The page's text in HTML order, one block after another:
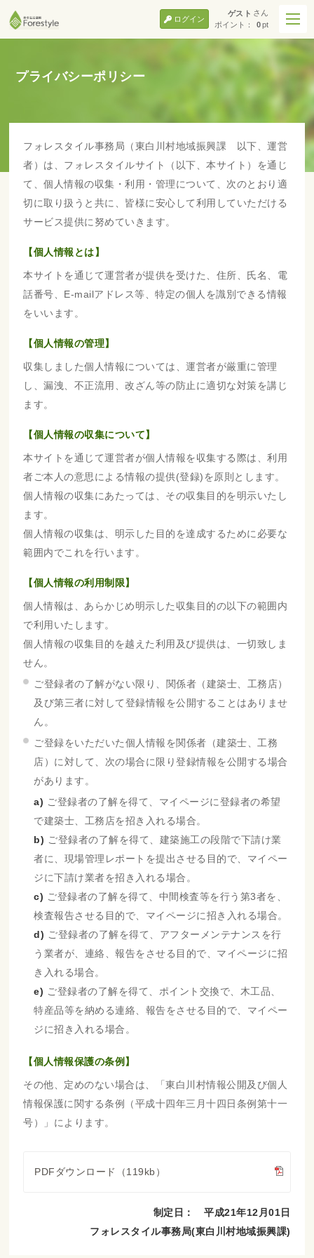
ゲスト さん
ポイント：
0pt
ログイン
プライバシーポリシー
フォレスタイル事務局（東白川村地域振興課 以下、運営
者）は、フォレスタイルサイト（以下、本サイト）を通じ
て、個人情報の収集・利用・管理について、次のとおり適
切に取り扱うと共に、皆様に安心して利用していただける
サービス提供に努めていきます。
【個人情報とは】
本サイトを通じて運営者が提供を受けた、住所、氏名、電
話番号、E-mailアドレス等、特定の個人を識別できる情報
をいいます。
【個人情報の管理】
収集しました個人情報については、運営者が厳重に管理
し、漏洩、不正流用、改ざん等の防止に適切な対策を講じ
ます。
【個人情報の収集について】
本サイトを通じて運営者が個人情報を収集する際は、利用
者ご本人の意思による情報の提供(登録)を原則とします。
個人情報の収集にあたっては、その収集目的を明示いたし
ます。
個人情報の収集は、明示した目的を達成するために必要な
範囲内でこれを行います。
【個人情報の利用制限】
個人情報は、あらかじめ明示した収集目的の以下の範囲内
で利用いたします。
個人情報の収集目的を越えた利用及び提供は、一切致しま
せん。
ご登録者の了解がない限り、関係者（建築士、工務店）
及び第三者に対して登録情報を公開することはありませ
ん。
ご登録をいただいた個人情報を関係者（建築士、工務
店）に対して、次の場合に限り登録情報を公開する場合
があります。
a) ご登録者の了解を得て、マイページに登録者の希望
で建築士、工務店を招き入れる場合。
b) ご登録者の了解を得て、建築施工の段階で下請け業
者に、現場管理レポートを提出させる目的で、マイペー
ジに下請け業者を招き入れる場合。
c) ご登録者の了解を得て、中間検査等を行う第3者を、
検査報告させる目的で、マイページに招き入れる場合。
d) ご登録者の了解を得て、アフターメンテナンスを行
う業者が、連絡、報告をさせる目的で、マイページに招
き入れる場合。
e) ご登録者の了解を得て、ポイント交換で、木工品、
特産品等を納める連絡、報告をさせる目的で、マイペー
ジに招き入れる場合。
【個人情報保護の条例】
その他、定めのない場合は、「東白川村情報公開及び個人
情報保護に関する条例（平成十四年三月十四日条例第十一
号）」によります。
PDFダウンロード（119kb）
制定日： 平成21年12月01日
フォレスタイル事務局(東白川村地域振興課)